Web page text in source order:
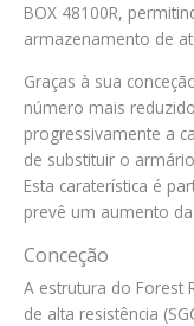
BOX 48100R,
armazenamento de
Graças à sua
número mais
progressivamente a
de substituir o
Esta caraterística é
prevê um aumento
Conceção
A estrutura do Forest
de alta resistência